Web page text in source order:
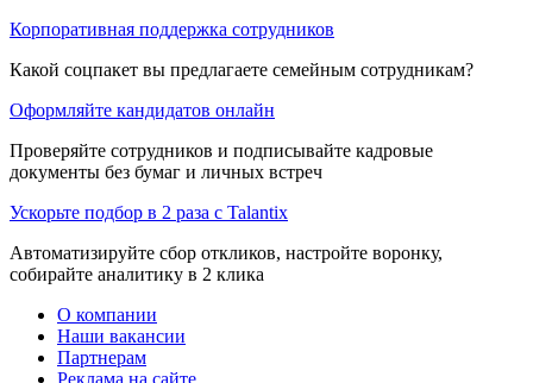
Корпоративная поддержка сотрудников
Какой соцпакет вы предлагаете семейным сотрудникам?
Оформляйте кандидатов онлайн
Проверяйте сотрудников и подписывайте кадровые
документы без бумаг и личных встреч
Ускорьте подбор в 2 раза с Talantix
Автоматизируйте сбор откликов, настройте воронку,
собирайте аналитику в 2 клика
О компании
Наши вакансии
Партнерам
Реклама на сайте